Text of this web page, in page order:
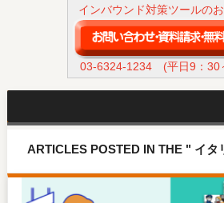
インバウンド対策ツールの
03-6324-1234(平日9：30
ARTICLES POSTED IN THE " イタ